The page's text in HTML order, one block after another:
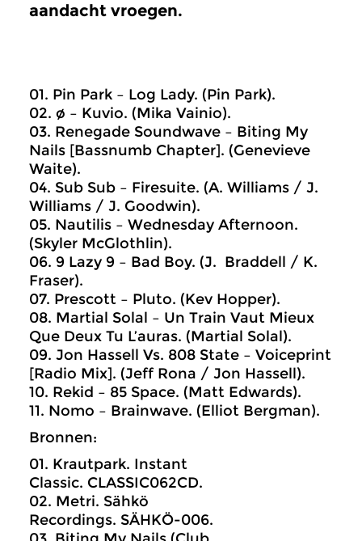
aandacht vroegen.
01. Pin Park – Log Lady. (Pin Park).
02. ø – Kuvio. (Mika Vainio).
03. Renegade Soundwave – Biting My
Nails [Bassnumb Chapter]. (Genevieve
Waite).
04. Sub Sub – Firesuite. (A. Williams / J.
Williams / J. Goodwin).
05. Nautilis – Wednesday Afternoon.
(Skyler McGlothlin).
06. 9 Lazy 9 – Bad Boy. (J. Braddell / K.
Fraser).
07. Prescott – Pluto. (Kev Hopper).
08. Martial Solal – Un Train Vaut Mieux
Que Deux Tu L’auras. (Martial Solal).
09. Jon Hassell Vs. 808 State – Voiceprint
[Radio Mix]. (Jeff Rona / Jon Hassell).
10. Rekid – 85 Space. (Matt Edwards).
11. Nomo – Brainwave. (Elliot Bergman).
Bronnen:
01. Krautpark. Instant
Classic. CLASSIC062CD.
02. Metri. Sähkö
Recordings. SÄHKÖ-006.